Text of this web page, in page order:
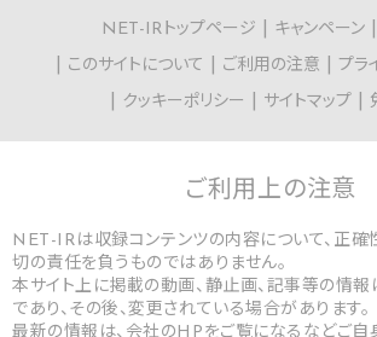
NET-IRトップページ キャンペーン
このサイトについて
ご利用の注意
プラ
クッキーポリシー
サイトマップ
ご利用上の注意
NET-IRは収録コンテンツの内容について、正確
切の責任を負うものではありません。
本サイト上に掲載の動画、静止画、記事等の情報
であり、その後、変更されている場合があります。
最新の情報は、会社のHPをご覧になるなどご自